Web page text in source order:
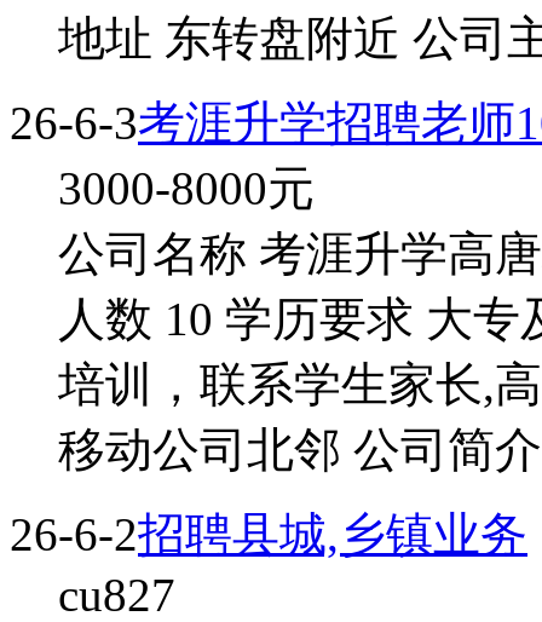
地址 东转盘附近 公司
26-6-3考涯升学招聘老师
3000-8000元
公司名称 考涯升学高
人数 10 学历要求 大
培训，联系学生家长,
移动公司北邻 公司简
26-6-2招聘县城,乡镇业务
cu827